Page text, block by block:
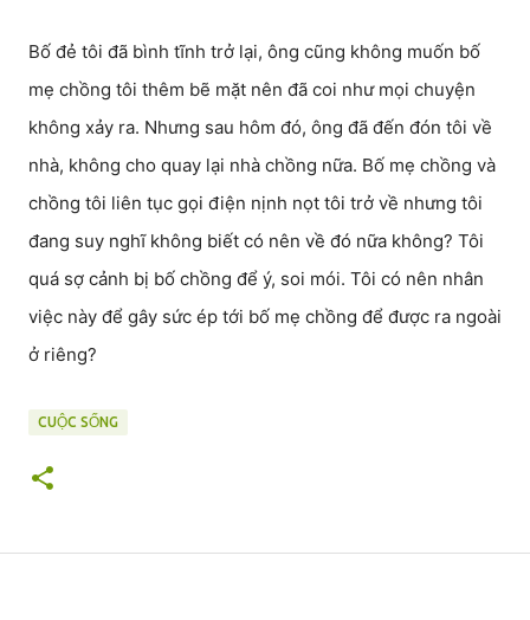
Bố đẻ tôi đã bình tĩnh trở lại, ông cũng không muốn bố
mẹ chồng tôi thêm bẽ mặt nên đã coi như mọi chuyện
không xảy ra. Nhưng sau hôm đó, ông đã đến đón tôi về
nhà, không cho quay lại nhà chồng nữa. Bố mẹ chồng và
chồng tôi liên tục gọi điện nịnh nọt tôi trở về nhưng tôi
đang suy nghĩ không biết có nên về đó nữa không? Tôi
quá sợ cảnh bị bố chồng để ý, soi mói. Tôi có nên nhân
việc này để gây sức ép tới bố mẹ chồng để được ra ngoài
ở riêng?
CUỘC SỐNG